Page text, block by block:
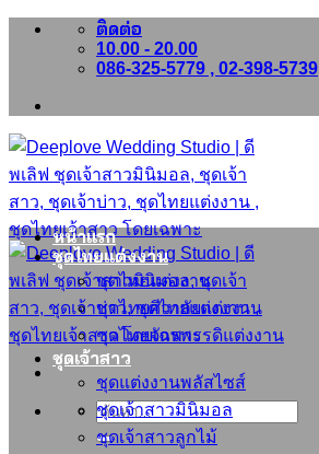
ข้าม
เนื้อหา
ติดต่อ
10.00 - 20.00
086-325-5779 , 02-398-5739
ค้นหา:
หน้าแรก
ชุดไทยแต่งงาน
ชุดไทยแต่งงาน
ชุดไทยศิวาลัยแต่งงาน
ชุดไทยจักรพรรดิแต่งงาน
ชุดเจ้าสาว
ชุดแต่งงานพลัสไซส์
ชุดเจ้าสาวมินิมอล
ชุดเจ้าสาวลูกไม้